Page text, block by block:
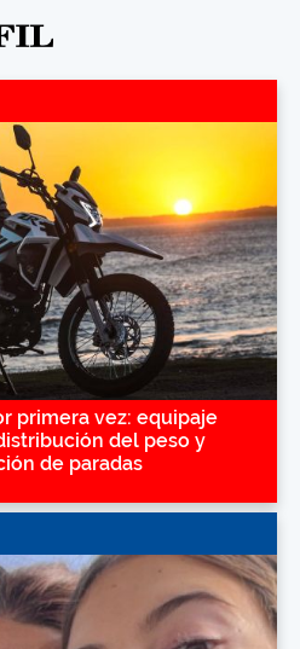
primera vez: equipaje
del peso y
de paradas